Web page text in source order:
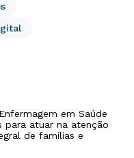
em Saúde
para atuar na atenção
de famílias e